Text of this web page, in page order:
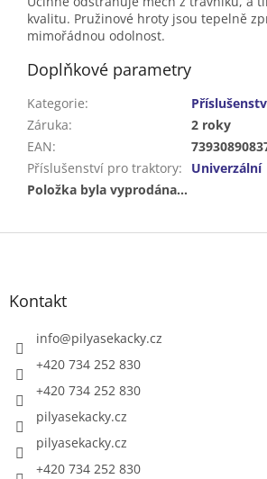
kvalitu. Pružinové hroty jsou tepelně
mimořádnou odolnost.
Doplňkové parametry
Kategorie:
Záruka:
2 roky
EAN:
Příslušenství pro traktory:
Univerzální
Položka byla vyprodána…
Z
Kontakt
info@pilyasekacky.cz
+420 734 252 830
+420 734 252 830
pilyasekacky.cz
pilyasekacky.cz
+420 734 252 830